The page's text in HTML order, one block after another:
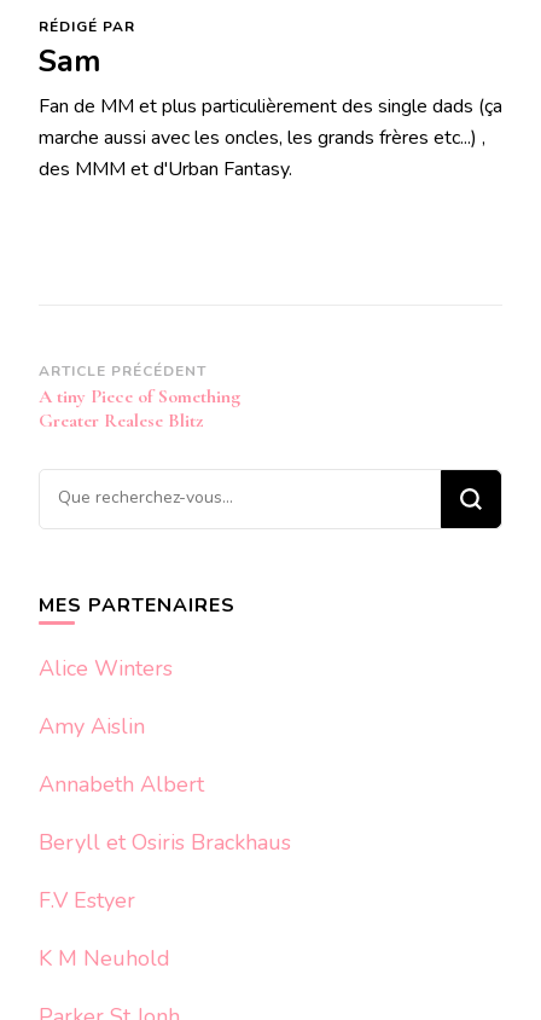
RÉDIGÉ PAR
Sam
Fan de MM et plus particulièrement des single dads (ça
marche aussi avec les oncles, les grands frères etc...) ,
des MMM et d'Urban Fantasy.
Navigation
d’article
ARTICLE PRÉCÉDENT
A tiny Piece of Something
Greater Realese Blitz
Vous
recherchiez
MES PARTENAIRES
Alice Winters
Amy Aislin
Annabeth Albert
Beryll et Osiris Brackhaus
F.V Estyer
K M Neuhold